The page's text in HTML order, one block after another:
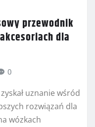
przewodnik
dla
0
uznanie wśród
rozwiązań dla
wózkach